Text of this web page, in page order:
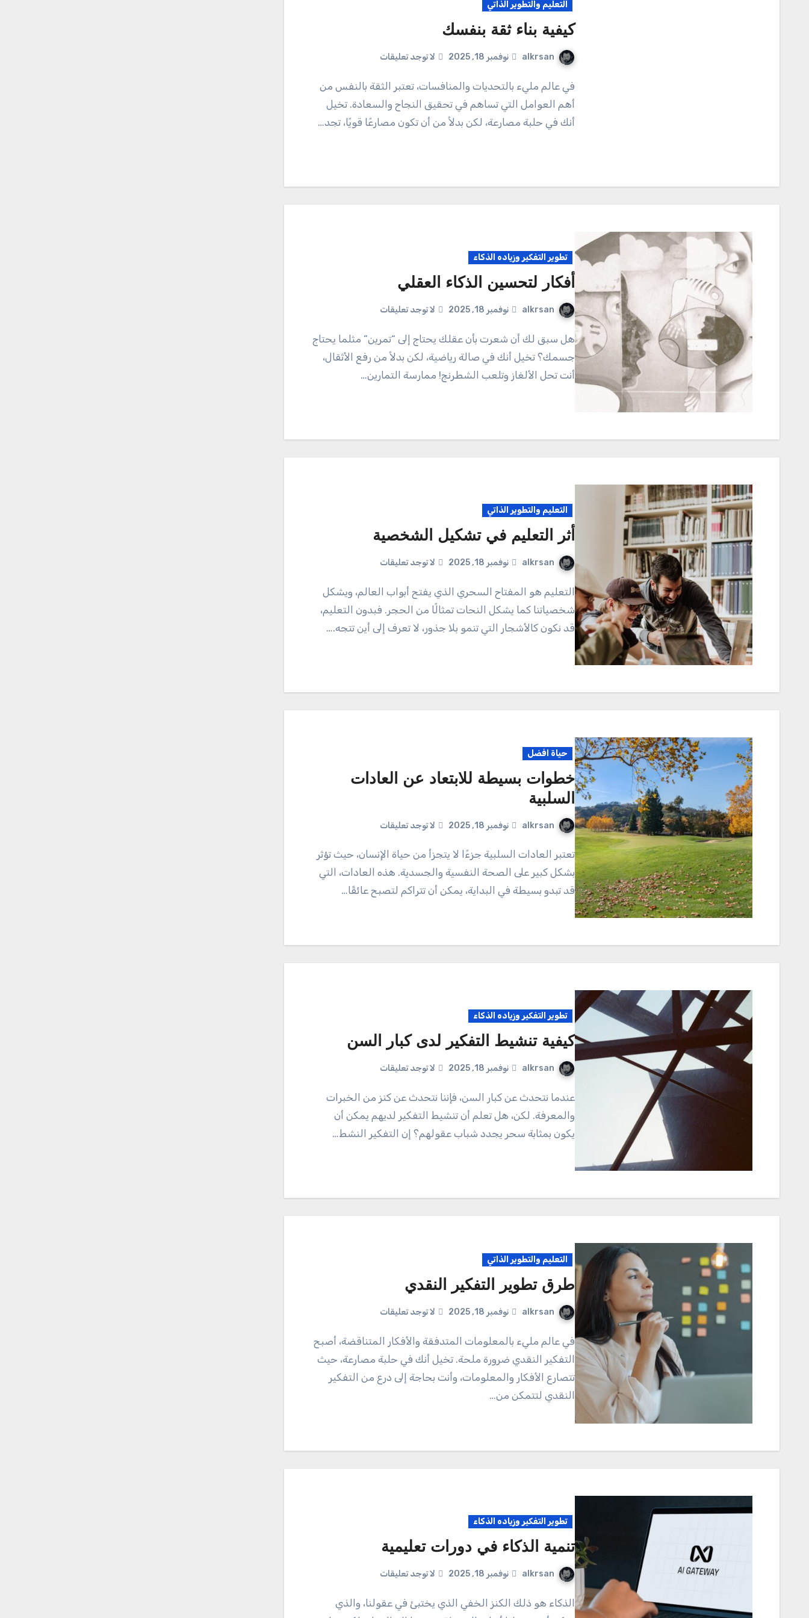
التعليم والتطوير الذاتي
كيفية بناء ثقة بنفسك
alkrsan نوفمبر 18, 2025 لا توجد تعليقات
في عالم مليء بالتحديات والمنافسات، تعتبر الثقة بالنفس من
أهم العوامل التي تساهم في تحقيق النجاح والسعادة. تخيل
أنك في حلبة مصارعة، لكن بدلاً من أن تكون مصارعًا قويًا، تجد…
تطوير التفكير وزياده الذكاء
أفكار لتحسين الذكاء العقلي
alkrsan نوفمبر 18, 2025 لا توجد تعليقات
هل سبق لك أن شعرت بأن عقلك يحتاج إلى “تمرين” مثلما يحتاج
جسمك؟ تخيل أنك في صالة رياضية، لكن بدلاً من رفع الأثقال،
أنت تحل الألغاز وتلعب الشطرنج! ممارسة التمارين…
التعليم والتطوير الذاتي
أثر التعليم في تشكيل الشخصية
alkrsan نوفمبر 18, 2025 لا توجد تعليقات
التعليم هو المفتاح السحري الذي يفتح أبواب العالم، ويشكل
شخصياتنا كما يشكل النحات تمثالًا من الحجر. فبدون التعليم،
قد نكون كالأشجار التي تنمو بلا جذور، لا تعرف إلى أين تتجه.…
حياة افضل
خطوات بسيطة للابتعاد عن العادات
السلبية
alkrsan نوفمبر 18, 2025 لا توجد تعليقات
تعتبر العادات السلبية جزءًا لا يتجزأ من حياة الإنسان، حيث تؤثر
بشكل كبير على الصحة النفسية والجسدية. هذه العادات، التي
قد تبدو بسيطة في البداية، يمكن أن تتراكم لتصبح عائقًا…
تطوير التفكير وزياده الذكاء
كيفية تنشيط التفكير لدى كبار السن
alkrsan نوفمبر 18, 2025 لا توجد تعليقات
عندما نتحدث عن كبار السن، فإننا نتحدث عن كنز من الخبرات
والمعرفة. لكن، هل تعلم أن تنشيط التفكير لديهم يمكن أن
يكون بمثابة سحر يجدد شباب عقولهم؟ إن التفكير النشط…
التعليم والتطوير الذاتي
طرق تطوير التفكير النقدي
alkrsan نوفمبر 18, 2025 لا توجد تعليقات
في عالم مليء بالمعلومات المتدفقة والأفكار المتناقضة، أصبح
التفكير النقدي ضرورة ملحة. تخيل أنك في حلبة مصارعة، حيث
تتصارع الأفكار والمعلومات، وأنت بحاجة إلى درع من التفكير
النقدي لتتمكن من…
تطوير التفكير وزياده الذكاء
تنمية الذكاء في دورات تعليمية
alkrsan نوفمبر 18, 2025 لا توجد تعليقات
الذكاء هو ذلك الكنز الخفي الذي يختبئ في عقولنا، والذي